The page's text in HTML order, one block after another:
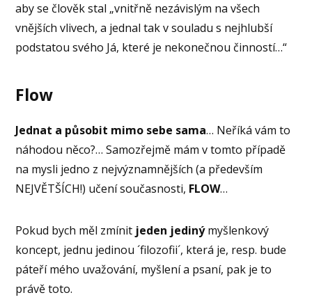
aby se člověk stal „vnitřně nezávislým na všech
vnějších vlivech, a jednal tak v souladu s nejhlubší
podstatou svého Já, které je nekonečnou činností…“
Flow
Jednat a působit mimo sebe sama… Neříká vám to
náhodou něco?… Samozřejmě mám v tomto případě
na mysli jedno z nejvýznamnějších (a především
NEJVĚTŠÍCH!) učení současnosti, FLOW…
Pokud bych měl zmínit jeden jedinýmyšlenkový
koncept, jednu jedinou ´filozofii´, která je, resp. bude
páteří mého uvažování, myšlení a psaní, pak je to
právě toto.